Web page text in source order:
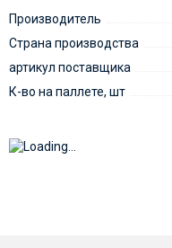
Производитель
Страна производства
артикул поставщика
К-во на паллете, шт